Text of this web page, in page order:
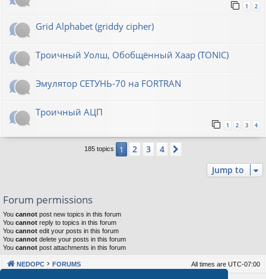
1 2
Grid Alphabet (griddy cipher)
Троичный Уолш, Обобщённый Хаар (TONIC)
Эмулятор СЕТУНЬ-70 на FORTRAN
Троичный АЦП
1 2 3 4
185 topics 1 2 3 4
Jump to
Forum permissions
You cannot post new topics in this forum
You cannot reply to topics in this forum
You cannot edit your posts in this forum
You cannot delete your posts in this forum
You cannot post attachments in this forum
NEDOPC FORUMS All times are UTC-07:00